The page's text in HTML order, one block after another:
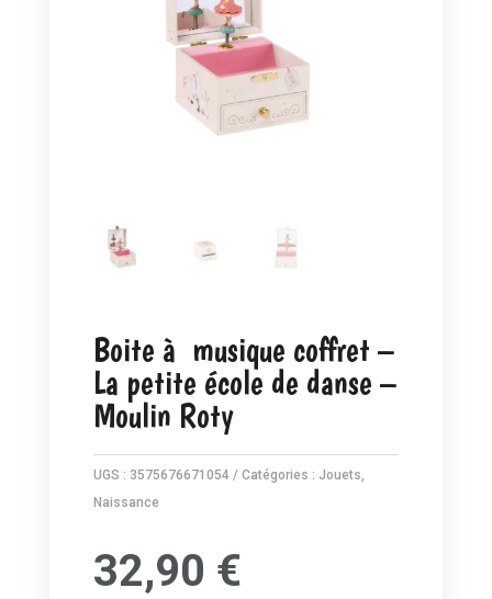
Boite à musique coffret –
La petite école de danse –
Moulin Roty
UGS : 3575676671054 Catégories : Jouets,
Naissance
32,90 €